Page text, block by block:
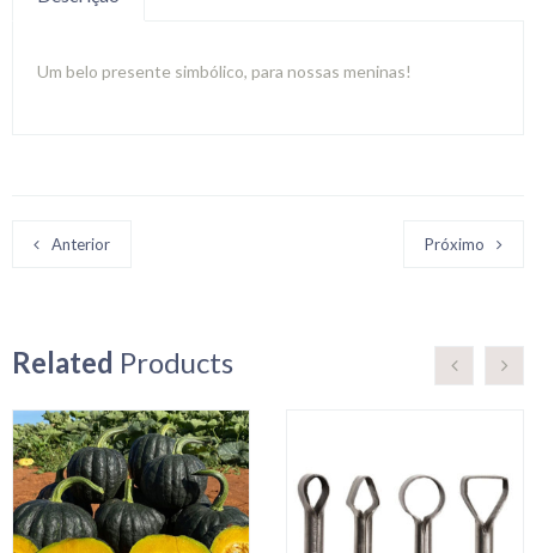
Um belo presente simbólico, para nossas meninas!
Anterior Próximo
Related Products